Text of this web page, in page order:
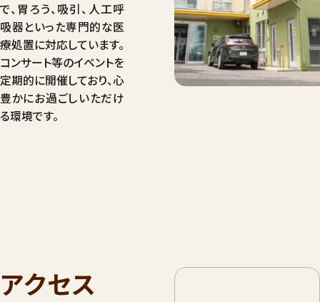
で、胃ろう、吸引、人工呼
吸器といった専門的な医
療処置に対応しています。
コンサート等のイベントを
定期的に開催しており、心
豊かにお過ごしいただけ
る環境です。
アクセス